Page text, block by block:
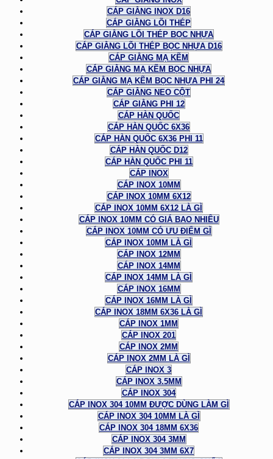
CÁP GIẰNG INOX D16
CÁP GIẰNG LÕI THÉP
CÁP GIẰNG LÕI THÉP BỌC NHỰA
CÁP GIẰNG LÕI THÉP BỌC NHỰA D16
CÁP GIẰNG MẠ KẼM
CÁP GIẰNG MẠ KẼM BỌC NHỰA
CÁP GIẰNG MẠ KẼM BỌC NHỰA PHI 24
CÁP GIẰNG NEO CỘT
CÁP GIẰNG PHI 12
CÁP HÀN QUỐC
CÁP HÀN QUỐC 6X36
CÁP HÀN QUỐC 6X36 PHI 11
CÁP HÀN QUỐC D12
CÁP HÀN QUỐC PHI 11
CÁP INOX
CÁP INOX 10MM
CÁP INOX 10MM 6X12
CÁP INOX 10MM 6X12 LÀ GÌ
CÁP INOX 10MM CÓ GIÁ BAO NHIÊU
CÁP INOX 10MM CÓ ƯU ĐIỂM GÌ
CÁP INOX 10MM LÀ GÌ
CÁP INOX 12MM
CÁP INOX 14MM
CÁP INOX 14MM LÀ GÌ
CÁP INOX 16MM
CÁP INOX 16MM LÀ GÌ
CÁP INOX 18MM 6X36 LÀ GÌ
CÁP INOX 1MM
CÁP INOX 201
CÁP INOX 2MM
CÁP INOX 2MM LÀ GÌ
CÁP INOX 3
CÁP INOX 3.5MM
CÁP INOX 304
CÁP INOX 304 10MM ĐƯỢC DÙNG LÀM GÌ
CÁP INOX 304 10MM LÀ GÌ
CÁP INOX 304 18MM 6X36
CÁP INOX 304 3MM
CÁP INOX 304 3MM 6X7